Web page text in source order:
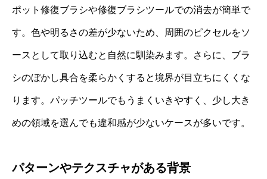
ポット修復ブラシや修復ブラシツールでの消去が簡単で
す。色や明るさの差が少ないため、周囲のピクセルをソ
ースとして取り込むと自然に馴染みます。さらに、ブラ
シのぼかし具合を柔らかくすると境界が目立ちにくくな
ります。パッチツールでもうまくいきやすく、少し大き
めの領域を選んでも違和感が少ないケースが多いです。
パターンやテクスチャがある背景